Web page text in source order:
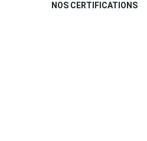
NOS CERTIFICATIONS